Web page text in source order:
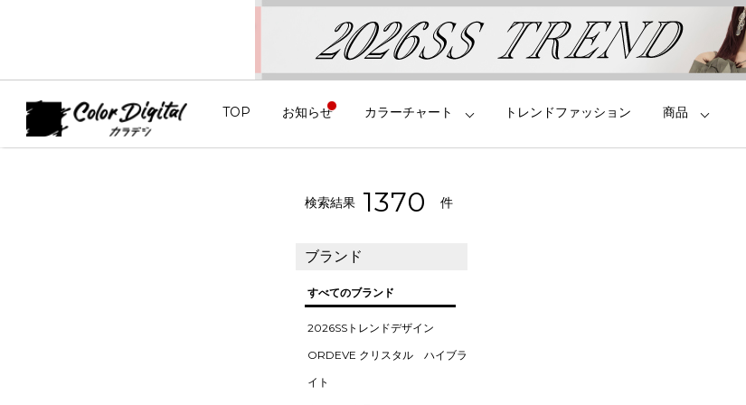
TOP お知らせ カラーチャート トレンドファッション 商品
検索結果 1370 件
ブランド
すべてのブランド
2026SSトレンドデザイン
ORDEVE クリスタル ハイブラ
イト